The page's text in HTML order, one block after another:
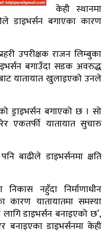
केही स्थानमा
डाइभर्सन बगाएका कारण
उपरीक्षक राजन लिम्बुका
बगाउँदा सडक अवरुद्ध
यातायात खुलाइएको उनले
ड्राइभर्सन बगाएको छ । सो
एकतर्फी यातायात सुचारु
बाढीले डाइभर्सनमा क्षति
नहुँदा निर्माणाधीन
कारण यातायातमा समस्या
डाइभर्सन बनाइएको छ’,
डाइभर्सनमा केही